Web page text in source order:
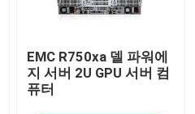
EMC R750xa 델 파워에
지 서버 2U GPU 서버 컴
퓨터